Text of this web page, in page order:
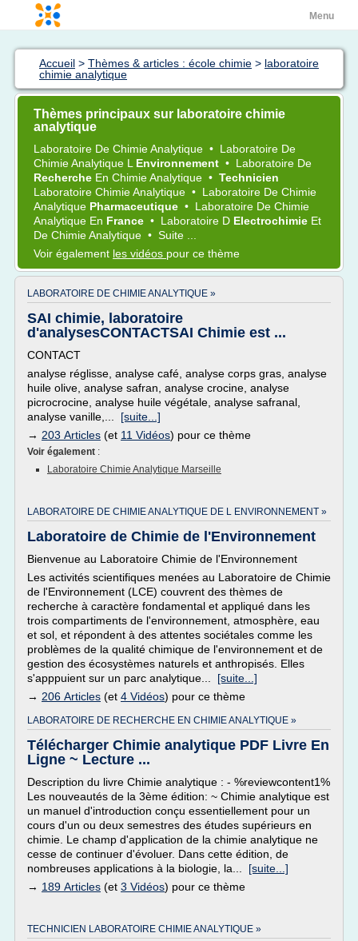
Menu
Accueil > Thèmes & articles : école chimie > laboratoire
chimie analytique
Thèmes principaux sur laboratoire chimie
analytique
Laboratoire De Chimie Analytique • Laboratoire De
Chimie Analytique L Environnement • Laboratoire De
Recherche En Chimie Analytique • Technicien
Laboratoire Chimie Analytique • Laboratoire De Chimie
Analytique Pharmaceutique • Laboratoire De Chimie
Analytique En France • Laboratoire D Electrochimie Et
De Chimie Analytique • Suite ...
Voir également les vidéos pour ce thème
LABORATOIRE DE CHIMIE ANALYTIQUE »
SAI chimie, laboratoire
d'analysesCONTACTSAI Chimie est ...
CONTACT
analyse réglisse, analyse café, analyse corps gras, analyse
huile olive, analyse safran, analyse crocine, analyse
picrocrocine, analyse huile végétale, analyse safranal,
analyse vanille,... [suite...]
→ 203 Articles (et 11 Vidéos) pour ce thème
Voir également :
Laboratoire Chimie Analytique Marseille
LABORATOIRE DE CHIMIE ANALYTIQUE DE L ENVIRONNEMENT »
Laboratoire de Chimie de l'Environnement
Bienvenue au Laboratoire Chimie de l'Environnement
Les activités scientifiques menées au Laboratoire de Chimie
de l'Environnement (LCE) couvrent des thèmes de
recherche à caractère fondamental et appliqué dans les
trois compartiments de l'environnement, atmosphère, eau
et sol, et répondent à des attentes sociétales comme les
problèmes de la qualité chimique de l'environnement et de
gestion des écosystèmes naturels et anthropisés. Elles
s'apppuient sur un parc analytique... [suite...]
→ 206 Articles (et 4 Vidéos) pour ce thème
LABORATOIRE DE RECHERCHE EN CHIMIE ANALYTIQUE »
Télécharger Chimie analytique PDF Livre En
Ligne ~ Lecture ...
Description du livre Chimie analytique : - %reviewcontent1%
Les nouveautés de la 3ème édition: ~ Chimie analytique est
un manuel d'introduction conçu essentiellement pour un
cours d'un ou deux semestres des études supérieurs en
chimie. Le champ d'application de la chimie analytique ne
cesse de continuer d'évoluer. Dans cette édition, de
nombreuses applications à la biologie, la... [suite...]
→ 189 Articles (et 3 Vidéos) pour ce thème
TECHNICIEN LABORATOIRE CHIMIE ANALYTIQUE »